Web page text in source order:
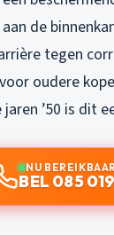
de
tegen
oudere
’50 is dit
NU
BEL 085